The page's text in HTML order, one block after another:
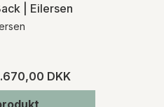
| Eilersen
DKK